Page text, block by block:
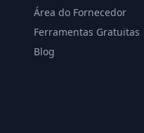
Área do Fornecedor
Ferramentas Gratuitas
Blog